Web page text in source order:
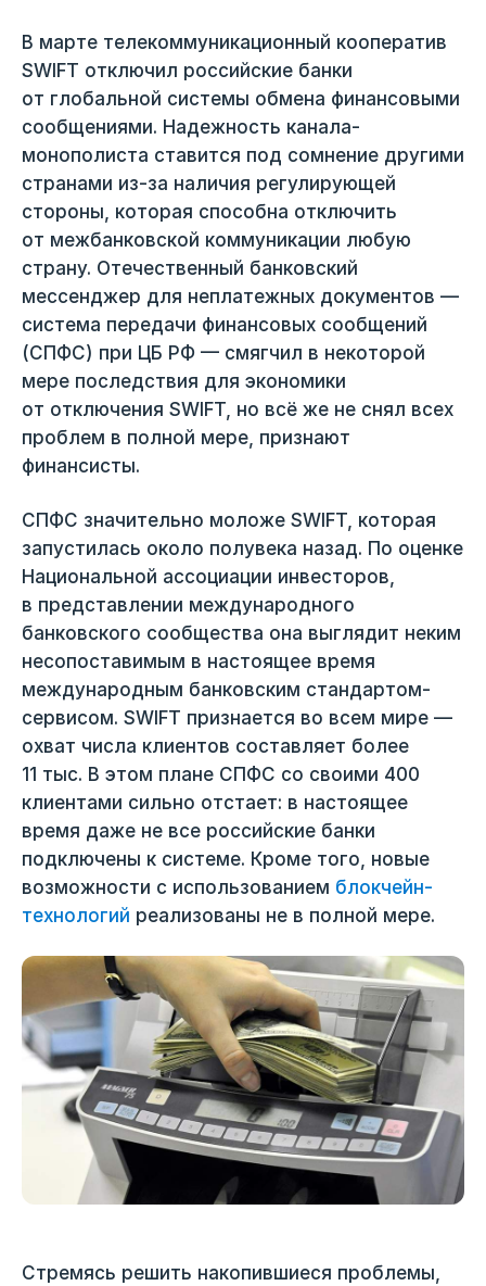
В марте телекоммуникационный кооператив
SWIFT отключил российские банки
от глобальной системы обмена финансовыми
сообщениями. Надежность канала-
монополиста ставится под сомнение другими
странами из-за наличия регулирующей
стороны, которая способна отключить
от межбанковской коммуникации любую
страну. Отечественный банковский
мессенджер для неплатежных документов —
система передачи финансовых сообщений
(СПФС) при ЦБ РФ — смягчил в некоторой
мере последствия для экономики
от отключения SWIFT, но всё же не снял всех
проблем в полной мере, признают
финансисты.
СПФС значительно моложе SWIFT, которая
запустилась около полувека назад. По оценке
Национальной ассоциации инвесторов,
в представлении международного
банковского сообщества она выглядит неким
несопоставимым в настоящее время
международным банковским стандартом-
сервисом. SWIFT признается во всем мире —
охват числа клиентов составляет более
11 тыс. В этом плане СПФС со своими 400
клиентами сильно отстает: в настоящее
время даже не все российские банки
подключены к системе. Кроме того, новые
возможности с использованием блокчейн-
технологий реализованы не в полной мере.
Стремясь решить накопившиеся проблемы,